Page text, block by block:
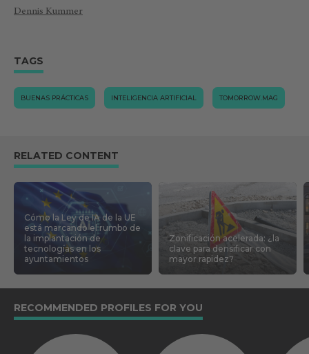
Dennis Kummer
TAGS
BUENAS PRÁCTICAS INTELIGENCIA ARTIFICIAL TOMORROW.MAG
RELATED CONTENT
Cómo la Ley de IA de la UE
está marcando el rumbo de
la implantación de
tecnologías en los
ayuntamientos
Zonificación acelerada: ¿la
clave para densificar con
mayor rapidez?
RECOMMENDED PROFILES FOR YOU